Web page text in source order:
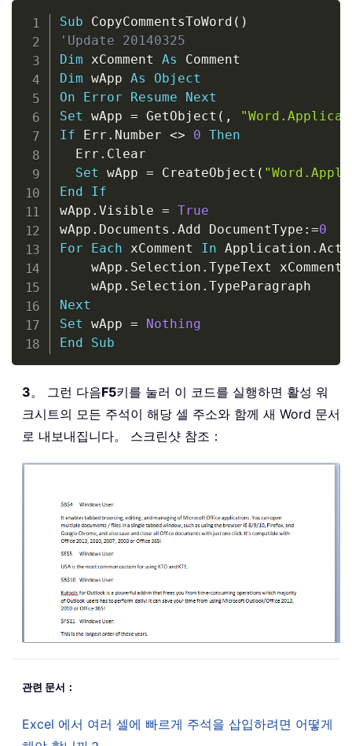
Sub CopyCommentsToWord ( )
'Update 20140325
Dim xComment As
Dim wApp As
Object
On
Error Resume
Next
Set wApp = GetObject ( ,
If Err . Number <> 0 Then
  Err
. Clear
Set wApp = CreateObject (
End
If
wApp . Visible = True
wApp . Documents . Add DocumentType : =0
For
Each xComment In Application .
    wApp
. Selection . TypeText xComment
    wApp
. Selection .
Next
Set wApp =
Nothing
End
Sub
3。 그런 다음F5키를 눌러 이 코드를 실행하면 활성 워
크시트의 모든 주석이 해당 셀 주소와 함께 새 Word 문서
로 내보내집니다。 스크린샷 참조：
관련 문서：
Excel 에서 여러 셀에 빠르게 주석을 삽입하려면 어떻게